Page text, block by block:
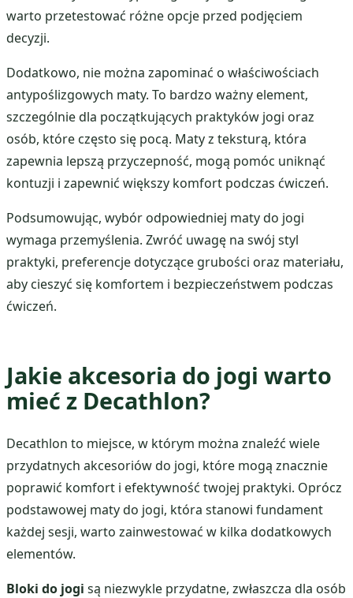
warto przetestować różne opcje przed podjęciem
decyzji.
Dodatkowo, nie można zapominać o właściwościach
antypoślizgowych maty. To bardzo ważny element,
szczególnie dla początkujących praktyków jogi oraz
osób, które często się pocą. Maty z teksturą, która
zapewnia lepszą przyczepność, mogą pomóc uniknąć
kontuzji i zapewnić większy komfort podczas ćwiczeń.
Podsumowując, wybór odpowiedniej maty do jogi
wymaga przemyślenia. Zwróć uwagę na swój styl
praktyki, preferencje dotyczące grubości oraz materiału,
aby cieszyć się komfortem i bezpieczeństwem podczas
ćwiczeń.
Jakie akcesoria do jogi warto
mieć z Decathlon?
Decathlon to miejsce, w którym można znaleźć wiele
przydatnych akcesoriów do jogi, które mogą znacznie
poprawić komfort i efektywność twojej praktyki. Oprócz
podstawowej maty do jogi, która stanowi fundament
każdej sesji, warto zainwestować w kilka dodatkowych
elementów.
Bloki do jogi są niezwykle przydatne, zwłaszcza dla osób